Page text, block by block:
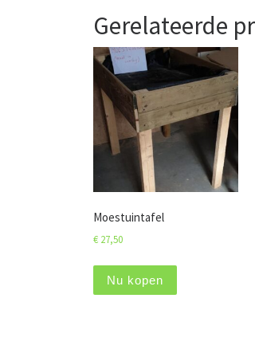
Gerelateerde
Moestuintafel
€ 27,50
Nu kopen